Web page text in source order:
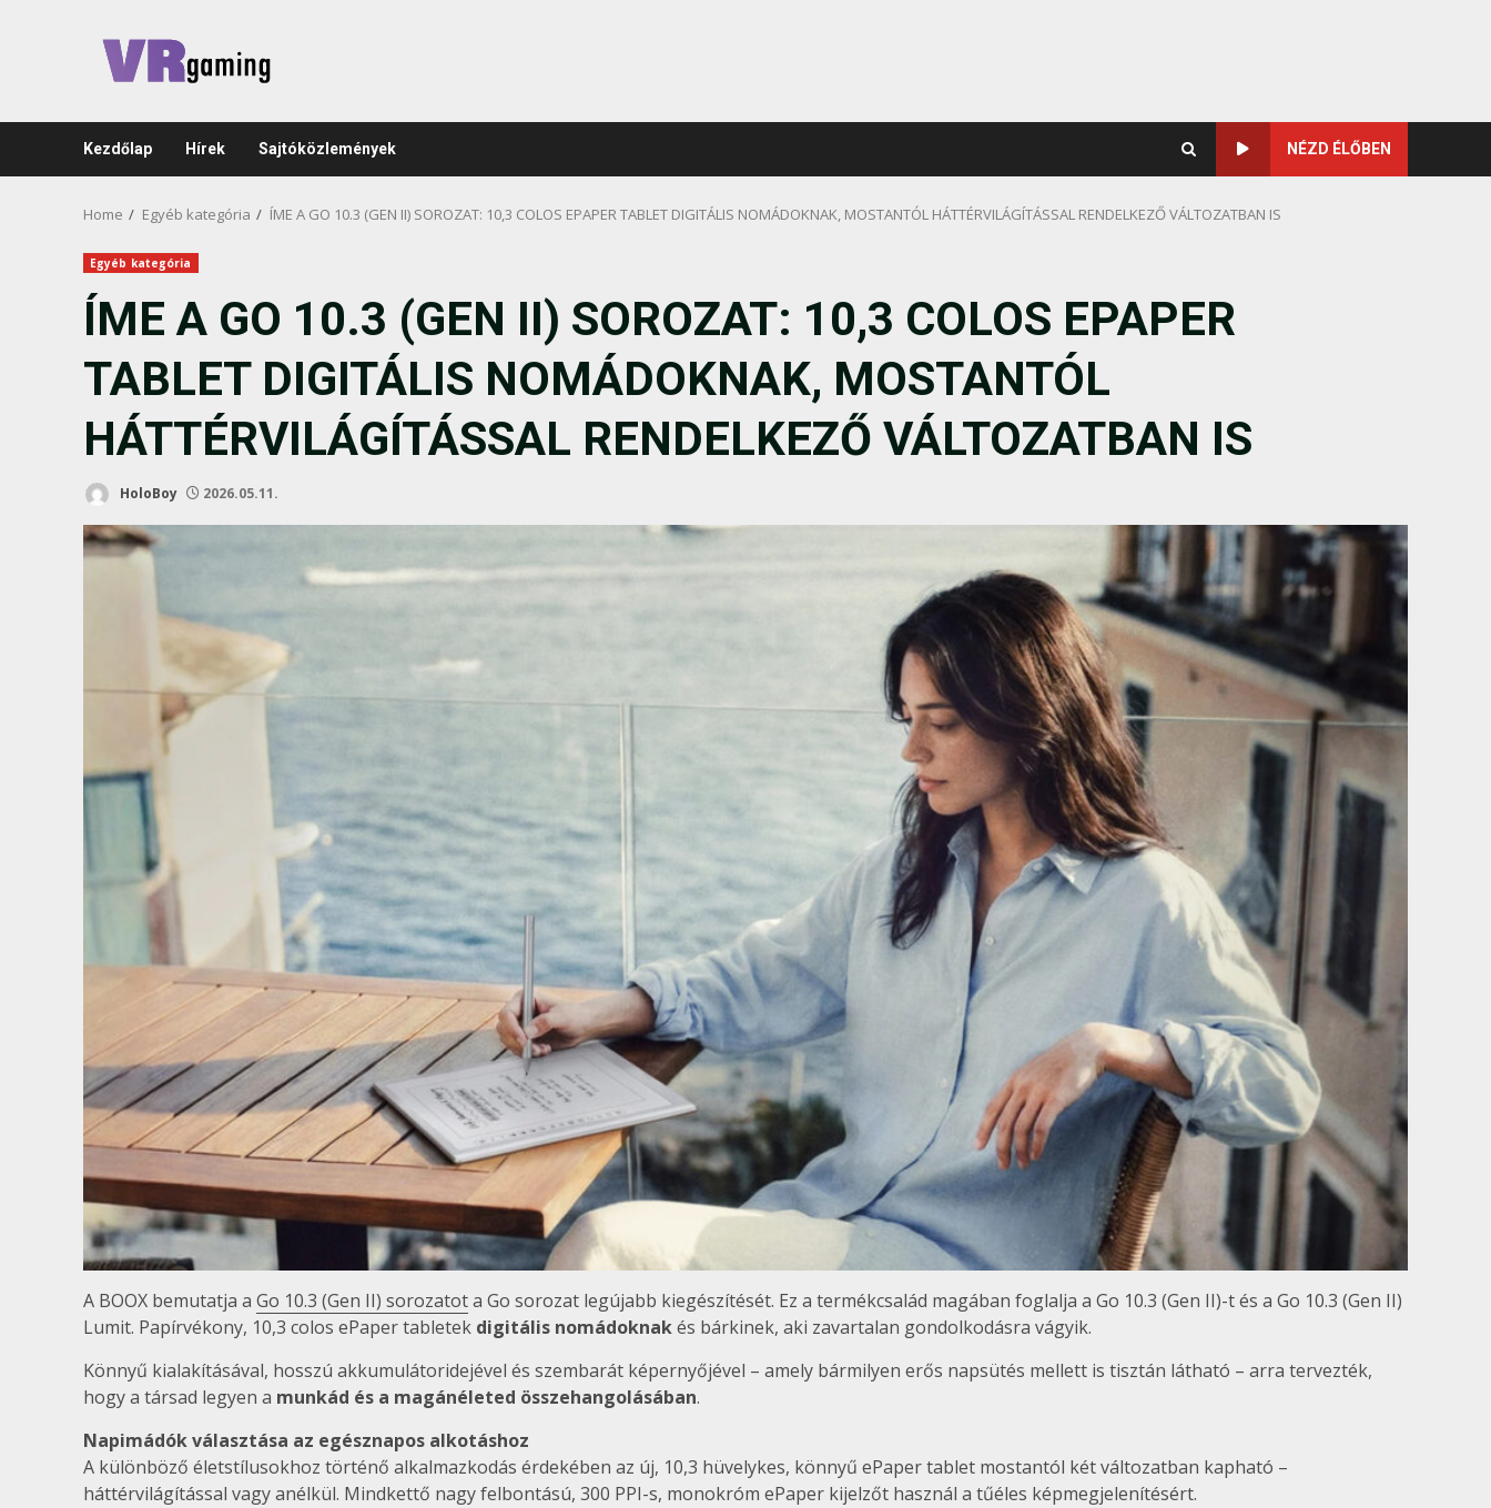
Kezdőlap Hírek Sajtóközlemények NÉZD ÉLŐBEN
Home Egyéb kategória ÍME A GO 10.3 (GEN II) SOROZAT: 10,3 COLOS EPAPER TABLET DIGITÁLIS NOMÁDOKNAK, MOSTANTÓL HÁTTÉRVILÁGÍTÁSSAL RENDELKEZŐ VÁLTOZATBAN IS
Egyéb kategória
ÍME A GO 10.3 (GEN II) SOROZAT: 10,3 COLOS EPAPER
TABLET DIGITÁLIS NOMÁDOKNAK, MOSTANTÓL
HÁTTÉRVILÁGÍTÁSSAL RENDELKEZŐ VÁLTOZATBAN IS
HoloBoy 2026.05.11.
A BOOX bemutatja a Go 10.3 (Gen II) sorozatota Go sorozat legújabb kiegészítését. Ez a termékcsalád magában foglalja a Go 10.3 (Gen II)-t és a Go 10.3 (Gen II)
Lumit. Papírvékony, 10,3 colos ePaper tabletek digitális nomádoknakés bárkinek, aki zavartalan gondolkodásra vágyik.
Könnyű kialakításával, hosszú akkumulátoridejével és szembarát képernyőjével – amely bármilyen erős napsütés mellett is tisztán látható – arra tervezték,
hogy a társad legyen a munkád és a magánéleted összehangolásában.
Napimádók választása az egésznapos alkotáshoz
A különböző életstílusokhoz történő alkalmazkodás érdekében az új, 10,3 hüvelykes, könnyű ePaper tablet mostantól két változatban kapható –
háttérvilágítással vagy anélkül. Mindkettő nagy felbontású, 300 PPI-s, monokróm ePaper kijelzőt használ a tűéles képmegjelenítésért.